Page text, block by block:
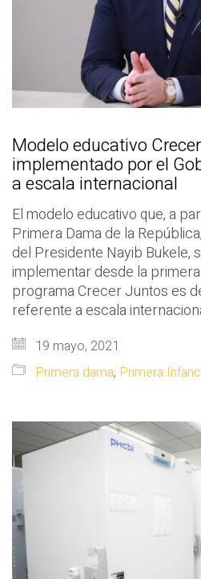
Modelo educativo
implementado por el
a escala internacional
El modelo educativo que, a
Primera Dama de la
del Presidente Nayib Bukele,
implementar desde la
programa Crecer Juntos es
referente a escala
19 mayo, 2021
Primera dama, Primera